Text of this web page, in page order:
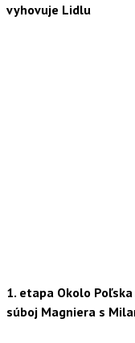
vyhovuje Lidlu
1. etapa Okolo
súboj Magniera s